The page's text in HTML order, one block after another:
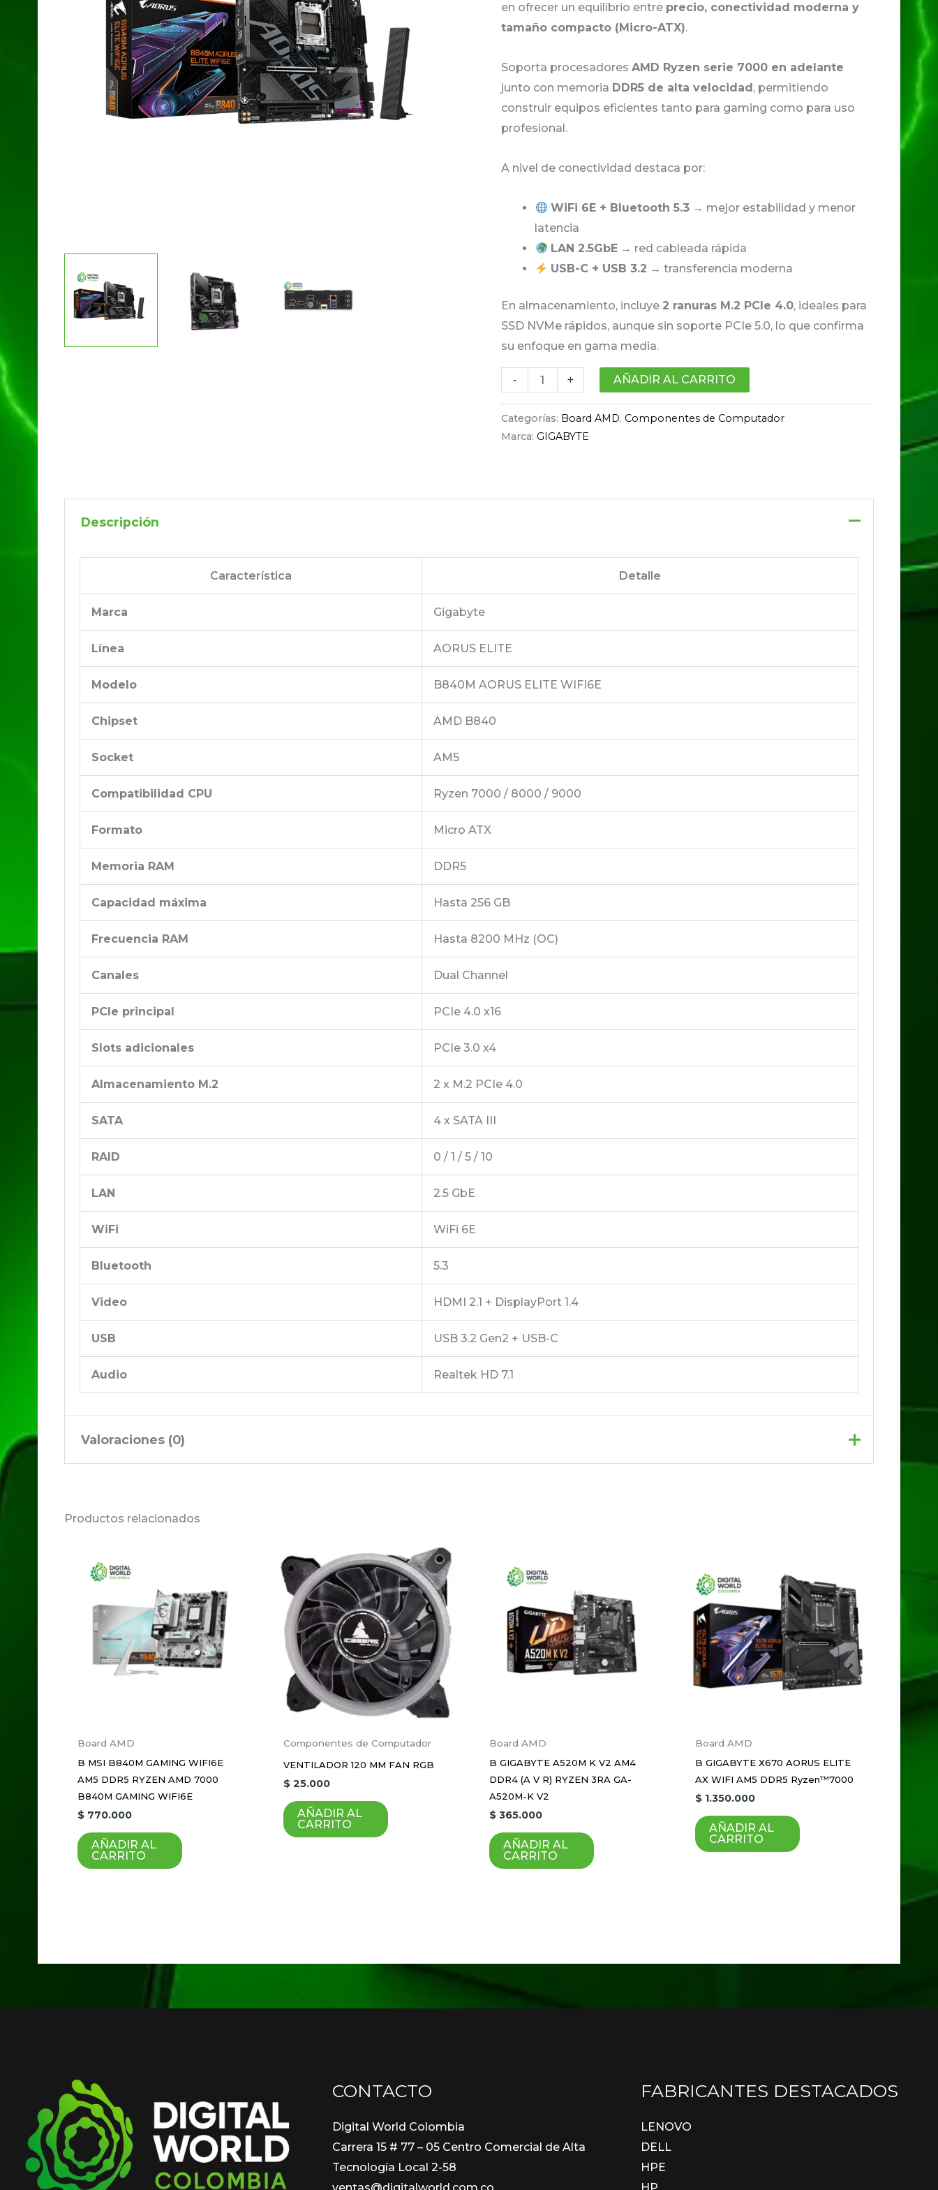
en ofrecer un equilibrio entre precio, conectividad moderna y
tamaño compacto (Micro-ATX).
Soporta procesadoresAMD Ryzen serie 7000 en adelante
junto con memoria DDR5 de alta velocidad, permitiendo
construir equipos eficientes tanto para gaming como para uso
profesional.
A nivel de conectividad destaca por:
WiFi 6E + Bluetooth 5.3→ mejor estabilidad y menor
latencia
LAN 2.5GbE→ red cableada rápida
USB-C + USB 3.2 → transferencia moderna
En almacenamiento, incluye 2 ranuras M.2 PCIe 4.0, ideales para
SSD NVMe rápidos, aunque sin soporte PCIe 5.0, lo que confirma
su enfoque en gama media.
-
DDR5
RYZEN
cantidad
+ AÑADIR AL CARRITO
Categorías: Board AMD, Componentes de Computador
Marca: GIGABYTE
Descripción
Característica Detalle
Marca Gigabyte
Línea AORUS ELITE
Modelo B840M AORUS ELITE WIFI6E
Chipset AMD B840
Socket AM5
Compatibilidad CPU Ryzen 7000 / 8000 / 9000
Formato Micro ATX
Memoria RAM DDR5
Capacidad máxima Hasta 256 GB
Frecuencia RAM Hasta 8200 MHz (OC)
Canales Dual Channel
PCIe principal PCIe 4.0 x16
Slots adicionales PCIe 3.0 x4
Almacenamiento M.2 2 x M.2 PCIe 4.0
SATA 4 x SATA III
RAID 0 / 1 / 5 / 10
LAN 2.5 GbE
WiFi WiFi 6E
Bluetooth 5.3
Video HDMI 2.1 + DisplayPort 1.4
USB USB 3.2 Gen2 + USB-C
Audio Realtek HD 7.1
Valoraciones (0)
Tu dirección de correo electrónico no será publicada. Los campos obligatorios están marcados con
Tu puntuación*
Tu valoración*
Guardar mi nombre, correo electrónico y sitio web en este navegador para la próxima vez que haga un comentario.
Productos relacionados
Board AMD
B MSI B840M GAMING WIFI6E
AM5 DDR5 RYZEN AMD 7000
B840M GAMING WIFI6E
$ 770.000
AÑADIR AL
CARRITO
Componentes de Computador
VENTILADOR 120 MM FAN RGB
$ 25.000
AÑADIR AL
CARRITO
Board AMD
B GIGABYTE A520M K V2 AM4
DDR4 (A V R) RYZEN 3RA GA-
A520M-K V2
$ 365.000
AÑADIR AL
CARRITO
Board AMD
B GIGABYTE X670 AORUS ELITE
AX WIFI AM5 DDR5 Ryzen™7000
$ 1.350.000
AÑADIR AL
CARRITO
CONTACTO
Digital World Colombia
Carrera 15 # 77 – 05 Centro Comercial de Alta
Tecnología Local 2-58
FABRICANTES DESTACADOS
LENOVO
DELL
HPE